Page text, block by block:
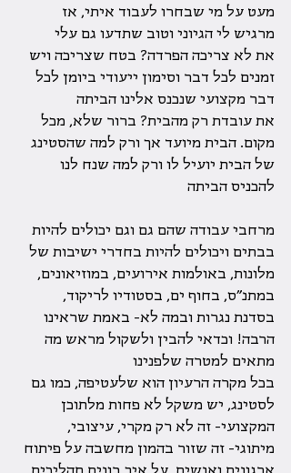
מעט על מי שבחרו לעבוד איתי, אז
מרגיש לי הגיוני וטוב שתדעו גם עלי
את לא צריכה הפרדה? בטח שצריכה ויש
זמנים לכל דבר וסימון ייעודי ביומן לכל
דבר מקצועי שנכנס אלינו הביתה
את עובדת רק מהבית? ברור שלא, מכל
מקום. הבית מיועד אך ורק למה שהסטינג
של הבית יועיל לו ורק למה שנח לנו
להכניס הביתה
מרחבי עבודה שהם גם וגם יכולים להיות
בבתים ויכולים להיות בחדרי ישיבות של
מלונות, באולמות אירועים, במוזיאונים,
במתנ״ס, בחוף ים, בסטודיו לריקוד,
בסדנת נגרות ובמה לא- באמת שראינו
הרבה! וכדאי להבין ולשקול מראש מה
מתאים למטרה שלפנינו
בכל מקרה הרעיון הוא שלעטיפה, כמו גם
לסטינג, יש משקל לא פחות מלתוכן
המקצועי- זה לא רק מקרי, עיצובי,
מיתוגי- זה שזור בהמון מחשבה על פיתוח